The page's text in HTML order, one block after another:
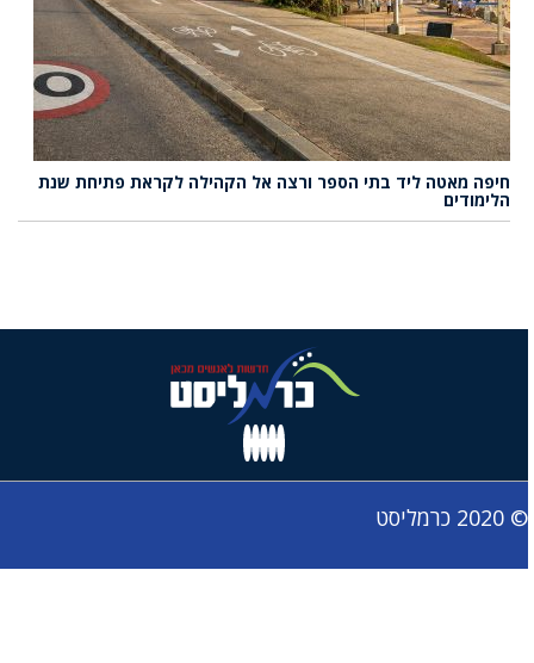
חיפה מאטה ליד בתי הספר ורצה אל הקהילה לקראת פתיחת שנת
הלימודים
© 2020 כרמליסט